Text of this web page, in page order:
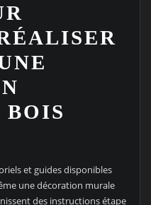
et guides disponibles
une décoration murale
des instructions étape